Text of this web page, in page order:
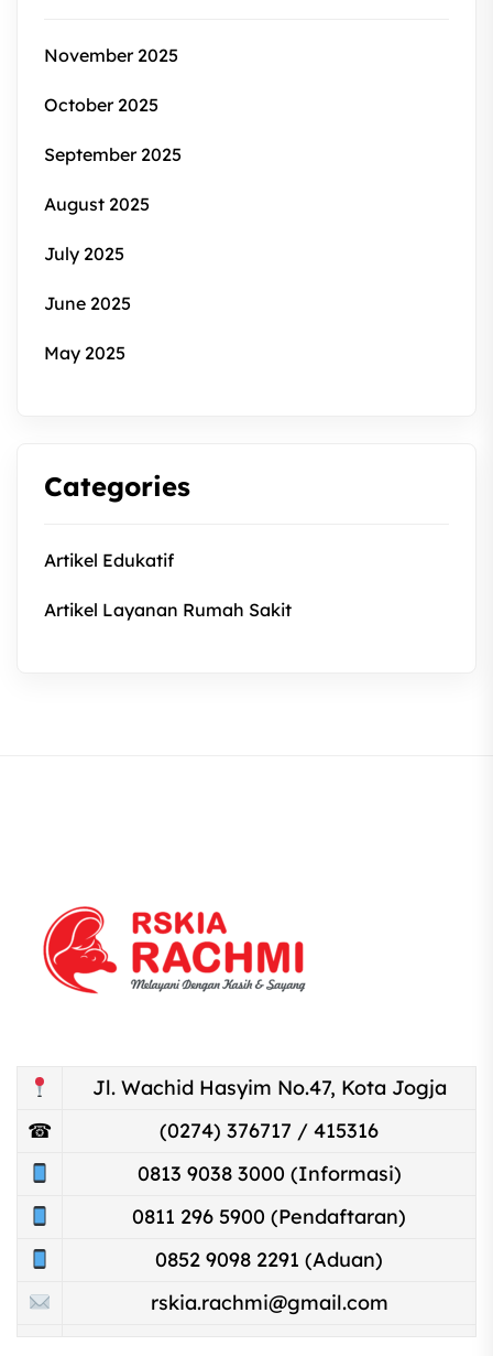
November 2025
October 2025
September 2025
August 2025
July 2025
June 2025
May 2025
Categories
Artikel Edukatif
Artikel Layanan Rumah Sakit
Jl. Wachid Hasyim No.47, Kota Jogja
☎
(0274) 376717 / 415316
0813 9038 3000 (Informasi)
0811 296 5900 (Pendaftaran)
0852 9098 2291 (Aduan)
rskia.rachmi@gmail.com